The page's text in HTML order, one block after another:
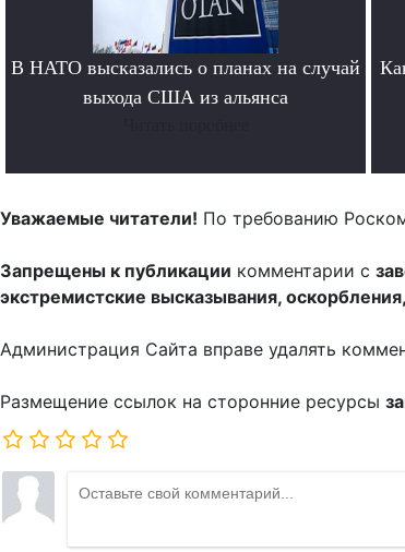
В НАТО высказались о планах на случай
выхода США из альянса
Уважаемые читатели! По требованию
Запрещены к публикации комментарии с
экстремистские высказывания,
Администрация Сайта вправе удалять
Размещение ссылок на сторонние ресурсы